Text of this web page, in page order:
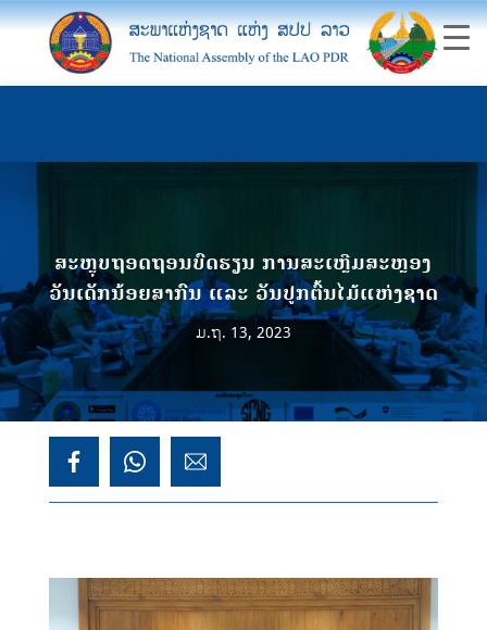
ສະຫຼຸບຖອດຖອນບົດຮຽນ ການສະເຫຼີມສະຫຼອງ
ວັນເດັກນ້ອຍສາກົນ ແລະ ວັນປູກຕົ້ນໄມ້ແຫ່ງຊາດ
ມ.ຖ. 13, 2023